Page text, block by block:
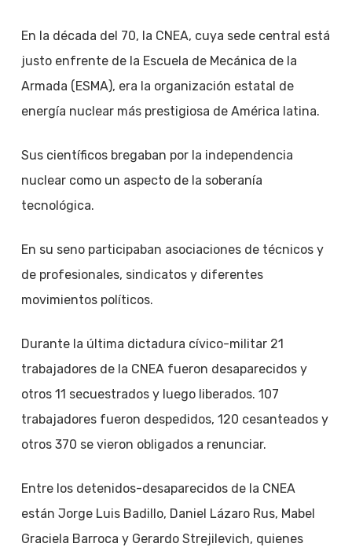
En la década del 70, la CNEA, cuya sede central está
justo enfrente de la Escuela de Mecánica de la
Armada (ESMA), era la organización estatal de
energía nuclear más prestigiosa de América latina.
Sus científicos bregaban por la independencia
nuclear como un aspecto de la soberanía
tecnológica.
En su seno participaban asociaciones de técnicos y
de profesionales, sindicatos y diferentes
movimientos políticos.
Durante la última dictadura cívico-militar 21
trabajadores de la CNEA fueron desaparecidos y
otros 11 secuestrados y luego liberados. 107
trabajadores fueron despedidos, 120 cesanteados y
otros 370 se vieron obligados a renunciar.
Entre los detenidos-desaparecidos de la CNEA
están Jorge Luis Badillo, Daniel Lázaro Rus, Mabel
Graciela Barroca y Gerardo Strejilevich, quienes